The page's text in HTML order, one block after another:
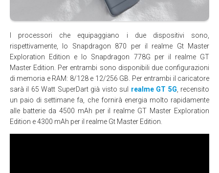
I processori che equipaggiano i due dispositivi sono,
rispettivamente, lo Snapdragon 870 per il realme Gt Master
Exploration Edition e lo Snapdragon 778G per il realme GT
Master Edition. Per entrambi sono disponibili due configurazioni
di memoria e RAM: 8/128 e 12/256 GB. Per entrambi il caricatore
sarà il 65 Watt SuperDart già visto sul realme GT 5G , recensito
un paio di settimane fa, che fornirà energia molto rapidamente
alle batterie da 4500 mAh per il realme GT Master Exploration
Edition e 4300 mAh per il realme Gt Master Edition.